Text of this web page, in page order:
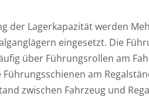
der Lagerkapazität werden
eingesetzt. Die
über Führungsrollen am
am
zwischen Fahrzeug und